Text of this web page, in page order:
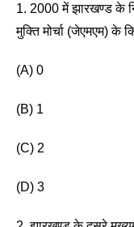
1. 2000 में झारखण्ड के
मुक्ति मोर्चा (जेएमएम) के
(A) 0
(B) 1
(C) 2
(D) 3